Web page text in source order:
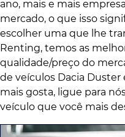
ano, mais e mais
mercado, o que isso
escolher uma que lhe
Renting, temos as
qualidade/preço do
de veículos Dacia
mais gosta, ligue para
veículo que você mais